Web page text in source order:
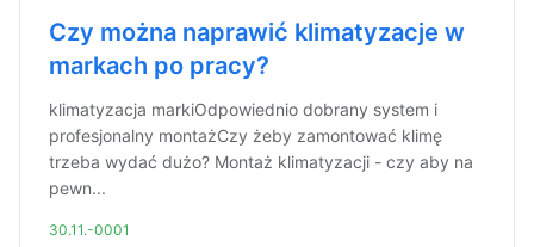
Czy można naprawić klimatyzacje w
markach po pracy?
klimatyzacja markiOdpowiednio dobrany system i
profesjonalny montażCzy żeby zamontować klimę
trzeba wydać dużo? Montaż klimatyzacji - czy aby na
pewn...
30.11.-0001